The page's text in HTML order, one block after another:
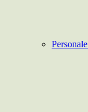
Personale